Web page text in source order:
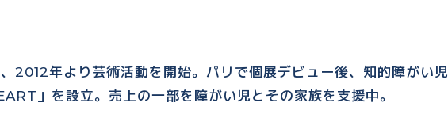
2012年より芸術活動を開始。パリで個展デビュー後、知的障がい児
」を設立。売上の一部を障がい児とその家族を支援中。